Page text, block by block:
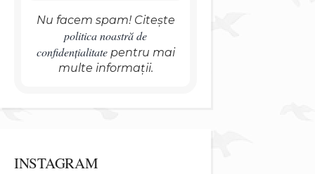
Nu facem spam! Citește
politica noastră de
confidențialitatepentru mai
multe informații.
INSTAGRAM